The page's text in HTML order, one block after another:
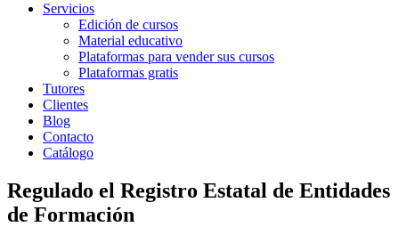
Servicios
Edición de cursos
Material educativo
Plataformas para vender sus cursos
Plataformas gratis
Tutores
Clientes
Blog
Contacto
Catálogo
Regulado el Registro Estatal de Entidades
de Formación